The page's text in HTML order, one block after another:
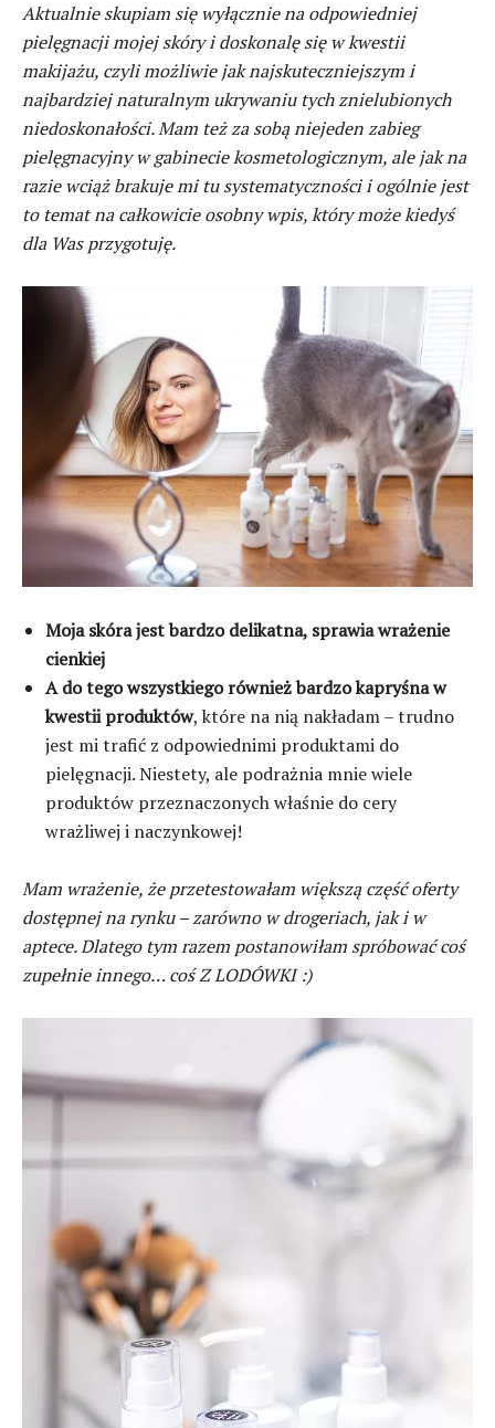
Aktualnie skupiam się wyłącznie na odpowiedniej
pielęgnacji mojej skóry i doskonalę się w kwestii
makijażu, czyli możliwie jak najskuteczniejszym i
najbardziej naturalnym ukrywaniu tych znielubionych
niedoskonałości. Mam też za sobą niejeden zabieg
pielęgnacyjny w gabinecie kosmetologicznym, ale jak na
razie wciąż brakuje mi tu systematyczności i ogólnie jest
to temat na całkowicie osobny wpis, który może kiedyś
dla Was przygotuję.
Moja skóra jest bardzo delikatna, sprawia wrażenie
cienkiej
A do tego wszystkiego również bardzo kapryśna w
kwestii produktów, które na nią nakładam – trudno
jest mi trafić z odpowiednimi produktami do
pielęgnacji. Niestety, ale podrażnia mnie wiele
produktów przeznaczonych właśnie do cery
wrażliwej i naczynkowej!
Mam wrażenie, że przetestowałam większą część oferty
dostępnej na rynku – zarówno w drogeriach, jak i w
aptece. Dlatego tym razem postanowiłam spróbować coś
zupełnie innego… coś Z LODÓWKI :)